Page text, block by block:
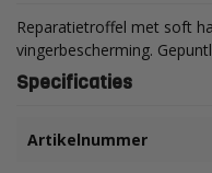
Reparatietroffel met soft
vingerbescherming.
Specificaties
Artikelnummer